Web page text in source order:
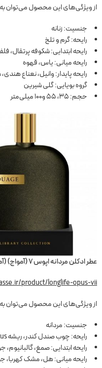
از ویژگی‌های این محصول می‌توان به
جنسیت: زنانه
رایحه: گرم و تلخ
رایحه ابتدایی: شکوفه پرتقال،
رایحه میانی: یاس، قهوه
رایحه پایدار: وانیل، نعناع
گروه بویایی: گلی شیرین
حجم: 35، 55 و100 میلی‌متر
عطر ادکلن مردانه اپوس 7 (آمواج) (آمواژ)
product/longlife-opus-vii/
از ویژگی‌های این محصول می‌توان به
جنسیت: مردانه
رایحه: چوب صندل کندر، ریشه Costus
رایحه ابتدایی: صمغ،
رایحه میانی: هل، مشک کهربا،